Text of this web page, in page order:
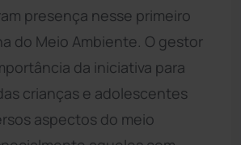
presença nesse primeiro
do Meio Ambiente. O gestor
da iniciativa para
crianças e adolescentes
aspectos do meio